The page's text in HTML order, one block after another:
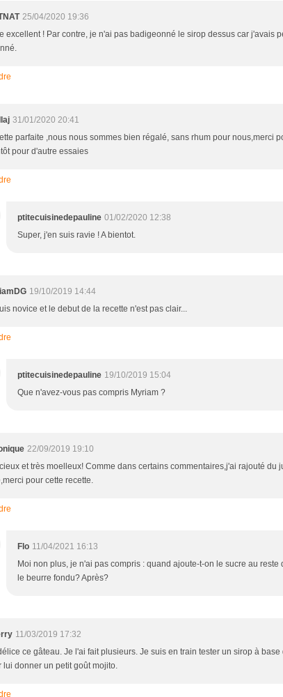
25/04/2020 19:36
excellent ! Par contre, je n'ai pas badigeonné le sirop dessus car j'avais
31/01/2020 20:41
parfaite ,nous nous sommes bien régalé, sans rhum pour nous,merci
pour d'autre essaies
ptitecuisinedepauline 01/02/2020 12:38
Super, j'en suis ravie ! A bientot.
19/10/2019 14:44
novice et le debut de la recette n'est pas clair...
ptitecuisinedepauline 19/10/2019 15:04
Que n'avez-vous pas compris Myriam ?
22/09/2019 19:10
et très moelleux! Comme dans certains commentaires,j'ai rajouté du
pour cette recette.
Flo 11/04/2021 16:13
Moi non plus, je n'ai pas compris : quand ajoute-t-on le sucre au reste
le beurre fondu? Après?
11/03/2019 17:32
ce gâteau. Je l'ai fait plusieurs. Je suis en train tester un sirop à base
lui donner un petit goût mojito.